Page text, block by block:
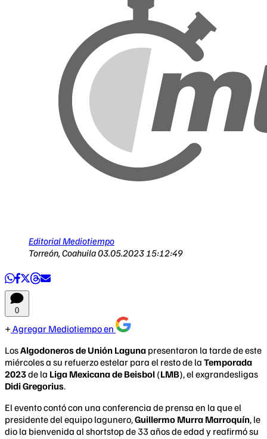
Editorial Mediotiempo
Torreón, Coahuila03.05.2023 15:12:49
0
Agregar Mediotiempo en
LosAlgodoneros de Unión Laguna presentaron la tarde de este
miércoles a su refuerzo estelar para el resto de la Temporada
2023de la Liga Mexicana de Beisbol (LMB), el exgrandesligas
Didi Gregorius.
El evento contó con una conferencia de prensa en la que el
presidente del equipo lagunero,Guillermo Murra Marroquín, le
dio la bienvenida al shortstop de 33 años de edad y reafirmó su